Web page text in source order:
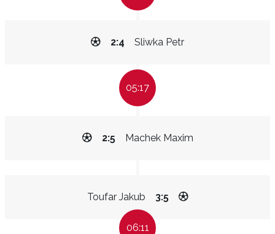
Sliwka Petr
2:4
05:17
Machek Maxim
2:5
Toufar Jakub 3:5
06:11